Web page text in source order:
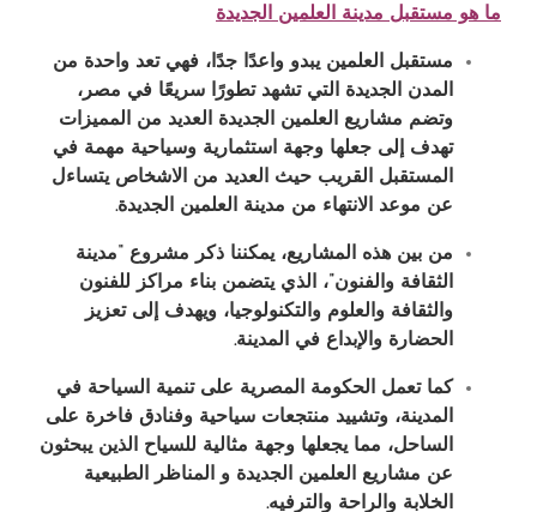
ما هو مستقبل مدينة العلمين الجديدة
مستقبل العلمين يبدو واعدًا جدًا، فهي تعد واحدة من
المدن الجديدة التي تشهد تطورًا سريعًا في مصر،
وتضم مشاريع العلمين الجديدة العديد من المميزات
تهدف إلى جعلها وجهة استثمارية وسياحية مهمة في
المستقبل القريب حيث العديد من الاشخاص يتساءل
عن موعد الانتهاء من مدينة العلمين الجديدة.
من بين هذه المشاريع، يمكننا ذكر مشروع “مدينة
الثقافة والفنون”، الذي يتضمن بناء مراكز للفنون
والثقافة والعلوم والتكنولوجيا، ويهدف إلى تعزيز
الحضارة والإبداع في المدينة.
كما تعمل الحكومة المصرية على تنمية السياحة في
المدينة، وتشييد منتجعات سياحية وفنادق فاخرة على
الساحل، مما يجعلها وجهة مثالية للسياح الذين يبحثون
عن مشاريع العلمين الجديدة و المناظر الطبيعية
الخلابة والراحة والترفيه.